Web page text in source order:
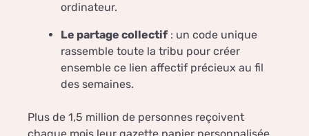
ordinateur.
Le partage collectif : un code unique
rassemble toute la tribu pour créer
ensemble ce lien affectif précieux au fil
des semaines.
Plus de 1,5 million de personnes reçoivent